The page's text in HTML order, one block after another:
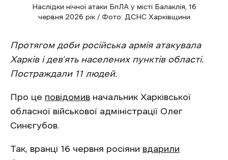
Наслідки нічної атаки БпЛА у місті Балаклія, 16
червня 2026 рік / Фото: ДСНС Харківщини
Протягом доби російська армія атакувала
Харків і дев’ять населених пунктів області.
Постраждали 11 людей.
Про це повідомив начальник Харківської
обласної військової адміністрації Олег
Синєгубов.
Так, вранці 16 червня росіяни вдарили